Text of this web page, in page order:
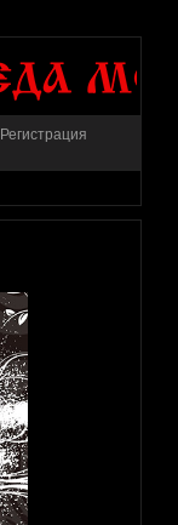
Регистрация